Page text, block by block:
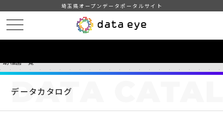
埼玉県オープンデータポータルサイト
幼稚園一覧
データカタログ
DATA